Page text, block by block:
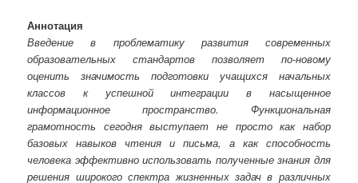
Аннотация
Введение в проблематику развития современных
образовательных стандартов позволяет по-новому
оценить значимость подготовки учащихся начальных
классов к успешной интеграции в насыщенное
информационное пространство. Функциональная
грамотность сегодня выступает не просто как набор
базовых навыков чтения и письма, а как способность
человека эффективно использовать полученные знания для
решения широкого спектра жизненных задач в различных